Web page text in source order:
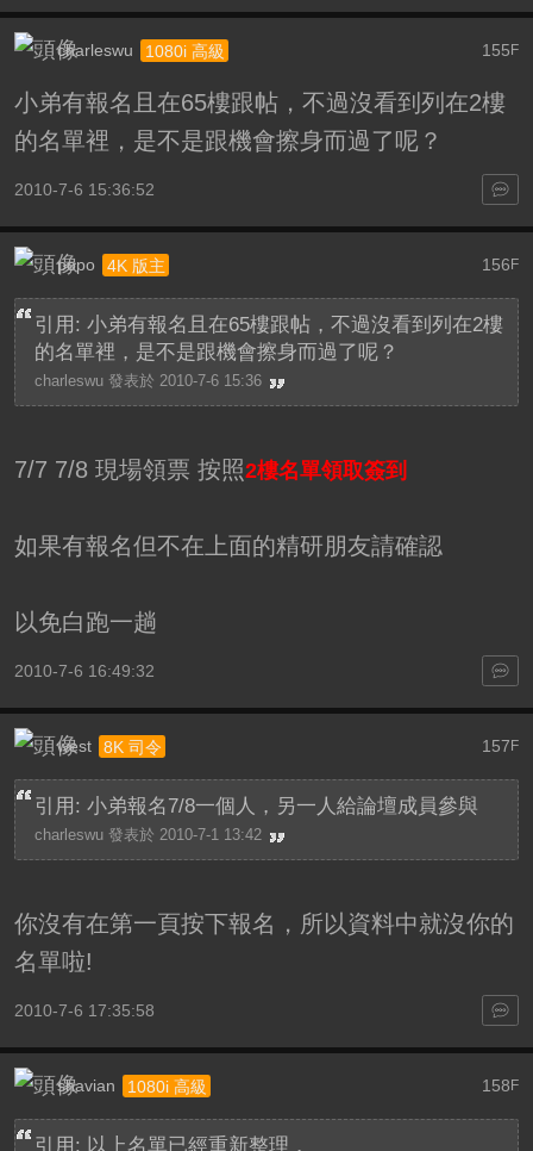
155 F
charleswu 1080i 高級
小弟有報名且在65樓跟帖，不過沒看到列在2樓
的名單裡，是不是跟機會擦身而過了呢？
2010-7-6 15:36:52
156 F
popo 4K 版主
引用: 小弟有報名且在65樓跟帖，不過沒看到列在2樓
的名單裡，是不是跟機會擦身而過了呢？
charleswu 發表於 2010-7-6 15:36
7/7 7/8 現場領票 按照2樓名單領取簽到
如果有報名但不在上面的精研朋友請確認
以免白跑一趟
2010-7-6 16:49:32
157 F
west 8K 司令
引用: 小弟報名7/8一個人，另一人給論壇成員參與
charleswu 發表於 2010-7-1 13:42
你沒有在第一頁按下報名，所以資料中就沒你的
名單啦!
2010-7-6 17:35:58
158 F
shavian 1080i 高級
引用: 以上名單已經重新整理，